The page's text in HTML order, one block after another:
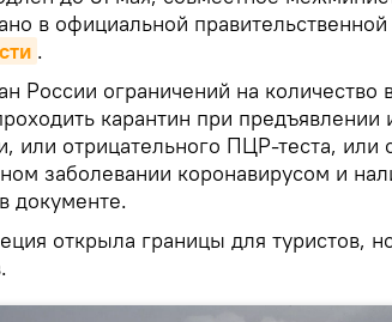
в официальной
.
России ограничений на
карантин при предъявлении
или отрицательного ПЦР-теста, или
заболевании коронавирусом и
документе.
открыла границы для туристов,